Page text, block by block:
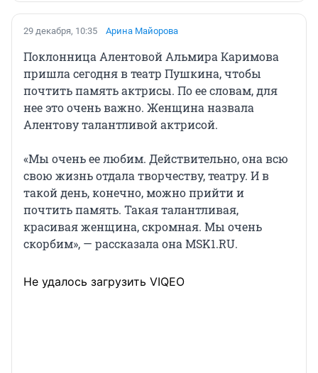
29 декабря, 10:35 Арина Майорова
Поклонница Алентовой Альмира Каримова
пришла сегодня в театр Пушкина, чтобы
почтить память актрисы. По ее словам, для
нее это очень важно. Женщина назвала
Алентову талантливой актрисой.
«Мы очень ее любим. Действительно, она всю
свою жизнь отдала творчеству, театру. И в
такой день, конечно, можно прийти и
почтить память. Такая талантливая,
красивая женщина, скромная. Мы очень
скорбим», — рассказала она MSK1.RU.
Не удалось загрузить VIQEO